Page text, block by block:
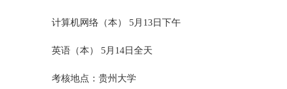
计算机网络（本） 5月13日下午
英语（本） 5月14日全天
考核地点：贵州大学